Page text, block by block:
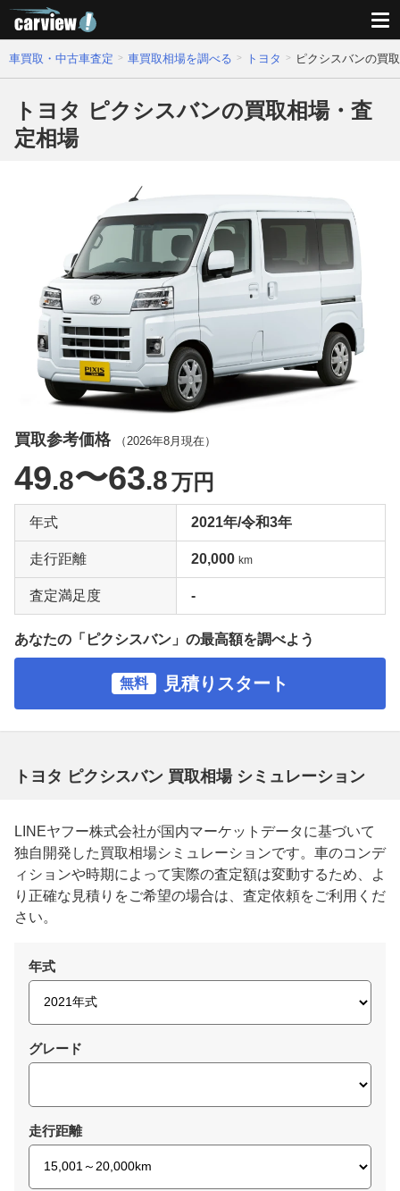
車買取・中古車査定 車買取相場を調べる トヨタ ピクシスバンの買
トヨタ ピクシスバンの買取相場・査
定相場
買取参考価格 （ 2026年8月 現在）
49.8〜63.8万円
年式 2021年/令和3年
走行距離 20,000 km
査定満足度 -
あなたの「ピクシスバン」の最高額を調べよう
無料 見積りスタート
トヨタ ピクシスバン 買取相場 シミュレーション
LINEヤフー株式会社が国内マーケットデータに基づいて
独自開発した買取相場シミュレーションです。車のコンデ
ィションや時期によって実際の査定額は変動するため、よ
り正確な見積りをご希望の場合は、査定依頼をご利用くだ
さい。
年式
グレード
走行距離